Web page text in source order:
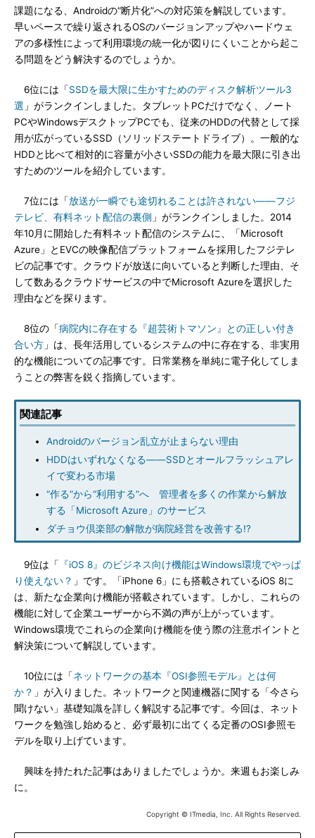
課題になる、Androidの“断片化”への対応策を解説しています。
早いペースで繰り返されるOSのバージョンアップやハードウェ
アの多様性によって利用環境の統一化が図りにくいことから起こ
る問題をどう解決するのでしょうか。
6位には「SSDを最大限に生かすためのディスク解析ツール3
選 」がランクインしました。タブレットPCだけでなく、ノート
PCやWindowsデスクトップPCでも、従来のHDDの代替として採
用が広がっているSSD（ソリッドステートドライブ）。一般的な
HDDと比べて相対的に容量が小さいSSDの能力を最大限に引き出
すためのツールを紹介しています。
7位には「放送が一瞬でも途切れることは許されない――フジ
テレビ、有料ネット配信の裏側 」がランクインしました。2014
年10月に開始した有料ネット配信のシステムに、「Microsoft
Azure」とEVCの映像配信プラットフォームを採用したフジテレ
ビの記事です。クラウドが放送に向いていると判断した理由、そ
して数あるクラウドサービスの中でMicrosoft Azureを選択した
理由などを探ります。
8位の「病院内に存在する『超芸術トマソン』との正しい付き
合い方 」は、長年活用しているシステムの中に存在する、非実用
的な機能についての記事です。日常業務を単純に電子化してしま
うことの弊害を鋭く指摘しています。
関連記事
Androidのバージョン乱立が止まらない理由
HDDはいずれなくなる――SSDとオールフラッシュアレ
イで変わる市場
“作る”から“利用する”へ 管理者を多くの作業から解放
する「Microsoft Azure」のサービス
ダチョウ倶楽部の解散が病院経営を改善する!?
9位は「
『iOS 8』のビジネス向け機能はWindows環境でやっぱ
り使えない？ 」です。「iPhone 6」にも搭載されているiOS 8に
は、新たな企業向け機能が搭載されています。しかし、これらの
機能に対して企業ユーザーから不満の声が上がっています。
Windows環境でこれらの企業向け機能を使う際の注意ポイントと
解決策について解説しています。
10位には「ネットワークの基本『OSI参照モデル』とは何
か？ 」が入りました。ネットワークと関連機器に関する「今さら
聞けない」基礎知識を詳しく解説する記事です。今回は、ネット
ワークを勉強し始めると、必ず最初に出てくる定番のOSI参照モ
デルを取り上げています。
興味を持たれた記事はありましたでしょうか。来週もお楽しみ
に。
Copyright © ITmedia, Inc. All Rights Reserved.